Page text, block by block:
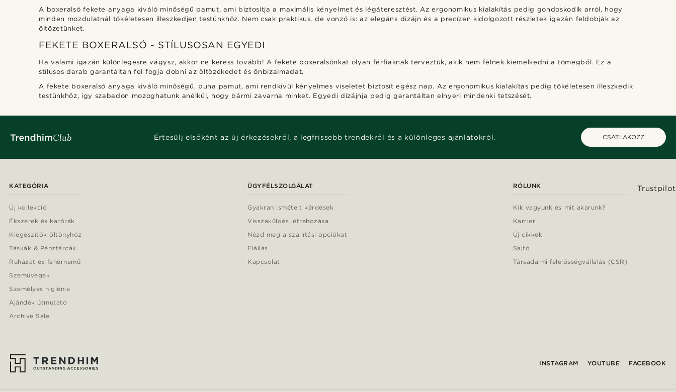
A boxeralsó fekete anyaga kiváló minőségű pamut, ami biztosítja a maximális kényelmet és légáteresztést. Az ergonomikus kialakítás pedig gondoskodik arról, hogy
minden mozdulatnál tökéletesen illeszkedjen testünkhöz. Nem csak praktikus, de vonzó is: az elegáns dizájn és a precízen kidolgozott részletek igazán feldobják az
öltözetünket.
FEKETE BOXERALSÓ - STÍLUSOSAN EGYEDI
Ha valami igazán különlegesre vágysz, akkor ne keress tovább! A fekete boxeralsónkat olyan férfiaknak terveztük, akik nem félnek kiemelkedni a tömegből. Ez a
stílusos darab garantáltan fel fogja dobni az öltözékedet és önbizalmadat.
A fekete boxeralsó anyaga kiváló minőségű, puha pamut, ami rendkívül kényelmes viseletet biztosít egész nap. Az ergonomikus kialakítás pedig tökéletesen illeszkedik
testünkhöz, így szabadon mozoghatunk anélkül, hogy bármi zavarna minket. Egyedi dizájnja pedig garantáltan elnyeri mindenki tetszését.
Értesülj elsőként az új érkezésekről, a legfrissebb trendekről és a különleges ajánlatokról. CSATLAKOZZ
KATEGÓRIA
Új kollekció
Ékszerek és karórák
Kiegészítők öltönyhöz
Táskák & Pénztárcák
Ruházat és fehérnemű
Szemüvegek
Személyes higiénia
Ajándék útmutató
Archive Sale
ÜGYFÉLSZOLGÁLAT
Gyakran ismételt kérdések
Visszaküldés létrehozása
Nézd meg a szállítási opciókat
Elállás
Kapcsolat
RÓLUNK
Kik vagyunk és mit akarunk?
Karrier
Új cikkek
Sajtó
Társadalmi felelősségvállalás (CSR)
Trustpilot
INSTAGRAM YOUTUBE FACEBOOK